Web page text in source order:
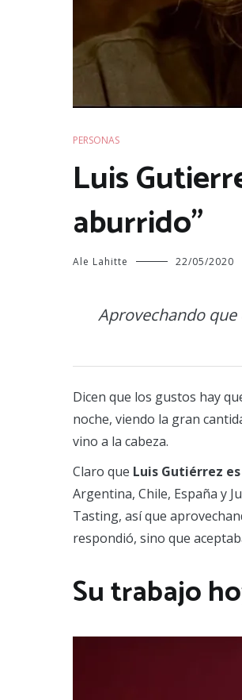
PERSONAS
Luis
aburrido”
Ale Lahitte 22/05/2020
Aprovechando que
Dicen que los gustos hay
noche, viendo la gran
vino a la cabeza.
Claro que Luis Gutiérrez
Argentina, Chile, España y
Tasting, así que
respondió, sino que
Su trabajo